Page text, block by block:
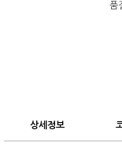
품
상세정보